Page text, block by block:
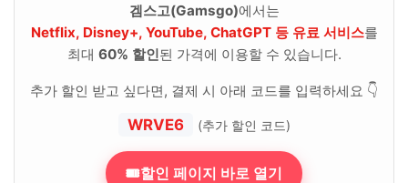
겜스고(Gamsgo)에서는
Netflix, Disney+, YouTube, ChatGPT 등 유료 서비스를
최대 60% 할인된 가격에 이용할 수 있습니다.
추가 할인 받고 싶다면, 결제 시 아래 코드를 입력하세요 👇
WRVE6 (추가 할인 코드)
🎟할인 페이지 바로 열기